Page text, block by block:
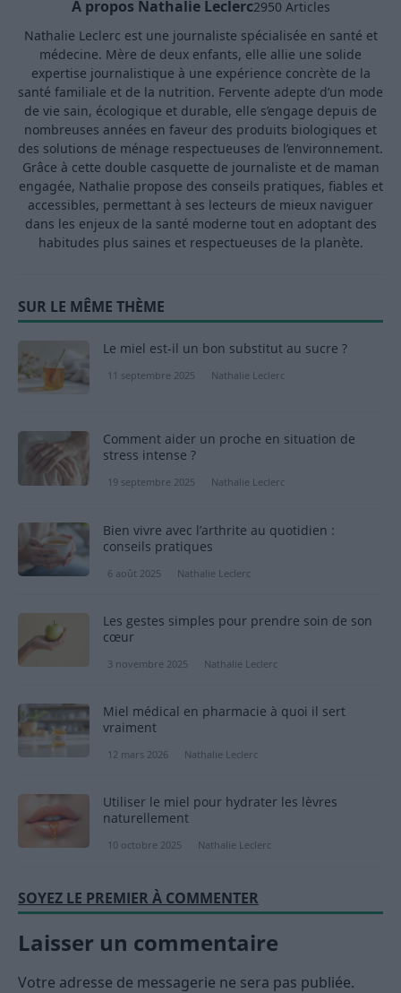
A propos Nathalie Leclerc2950 Articles
Nathalie Leclerc est une journaliste spécialisée en santé et
médecine. Mère de deux enfants, elle allie une solide
expertise journalistique à une expérience concrète de la
santé familiale et de la nutrition. Fervente adepte d’un mode
de vie sain, écologique et durable, elle s’engage depuis de
nombreuses années en faveur des produits biologiques et
des solutions de ménage respectueuses de l’environnement.
Grâce à cette double casquette de journaliste et de maman
engagée, Nathalie propose des conseils pratiques, fiables et
accessibles, permettant à ses lecteurs de mieux naviguer
dans les enjeux de la santé moderne tout en adoptant des
habitudes plus saines et respectueuses de la planète.
SUR LE MÊME THÈME
Le miel est-il un bon substitut au sucre ?
11 septembre 2025 Nathalie Leclerc
Comment aider un proche en situation de
stress intense ?
19 septembre 2025 Nathalie Leclerc
Bien vivre avec l’arthrite au quotidien :
conseils pratiques
6 août 2025 Nathalie Leclerc
Les gestes simples pour prendre soin de son
cœur
3 novembre 2025 Nathalie Leclerc
Miel médical en pharmacie à quoi il sert
vraiment
12 mars 2026 Nathalie Leclerc
Utiliser le miel pour hydrater les lèvres
naturellement
10 octobre 2025 Nathalie Leclerc
SOYEZ LE PREMIER À COMMENTER
Laisser un commentaire
Votre adresse de messagerie ne sera pas publiée.